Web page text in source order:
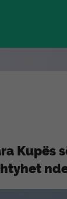
Kupës